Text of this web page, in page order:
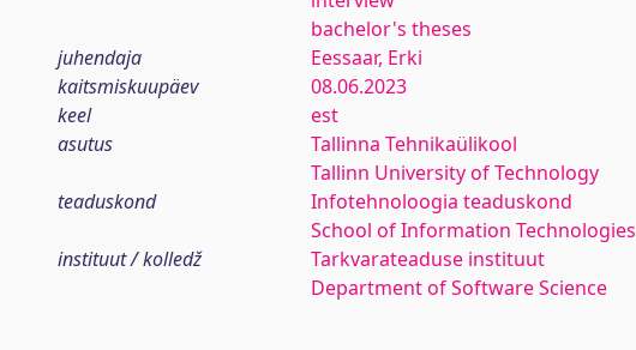
bachelor's theses
juhendaja
Eessaar, Erki
kaitsmiskuupäev
08.06.2023
keel
est
asutus
Tallinna Tehnikaülikool
Tallinn University of Technology
teaduskond
Infotehnoloogia teaduskond
School of Information Technologies
instituut / kolledž
Tarkvarateaduse instituut
Department of Software Science